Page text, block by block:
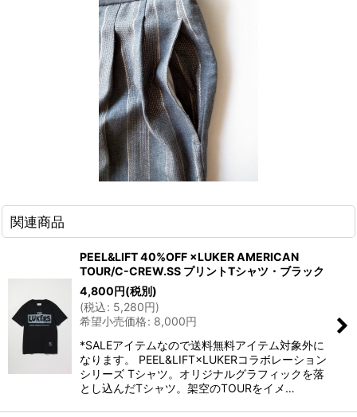
関連商品
PEEL&LIFT 40%OFF ×LUKER AMERICAN
TOUR/C-CREW.SS プリントTシャツ・ブラック
4,800円(税別)
(税込: 5,280円)
希望小売価格: 8,000円
*SALEアイテムなので送料無料アイテム対象外に
なります。 PEEL&LIFT×LUKERコラボレーション
シリーズ Tシャツ。オリジナルグラフィックを落
とし込んだTシャツ。架空のTOURをイメ…